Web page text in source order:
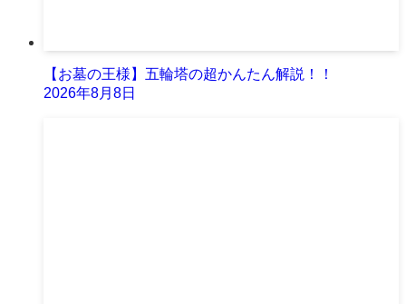
【お墓の王様】五輪塔の超かんたん解説！！
2026年8月8日